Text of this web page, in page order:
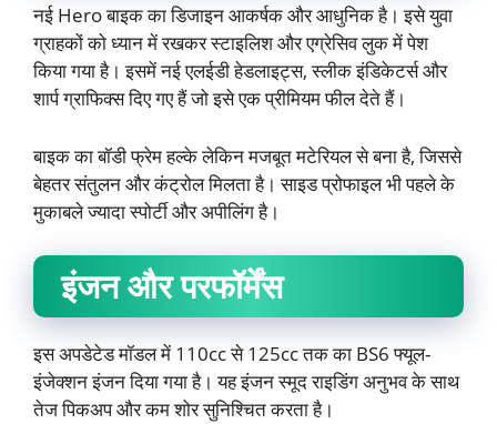
नई Hero बाइक का डिजाइन आकर्षक और आधुनिक है। इसे युवा
ग्राहकों को ध्यान में रखकर स्टाइलिश और एग्रेसिव लुक में पेश
किया गया है। इसमें नई एलईडी हेडलाइट्स, स्लीक इंडिकेटर्स और
शार्प ग्राफिक्स दिए गए हैं जो इसे एक प्रीमियम फील देते हैं।
बाइक का बॉडी फ्रेम हल्के लेकिन मजबूत मटेरियल से बना है, जिससे
बेहतर संतुलन और कंट्रोल मिलता है। साइड प्रोफाइल भी पहले के
मुकाबले ज्यादा स्पोर्टी और अपीलिंग है।
इंजन और परफॉर्मेंस
इस अपडेटेड मॉडल में 110cc से 125cc तक का BS6 फ्यूल-
इंजेक्शन इंजन दिया गया है। यह इंजन स्मूद राइडिंग अनुभव के साथ
तेज पिकअप और कम शोर सुनिश्चित करता है।